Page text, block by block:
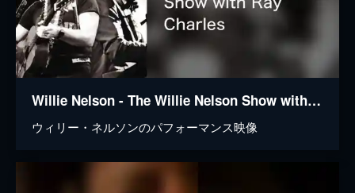
Willie Nelson - The Willie Nelson Show with Ray Charles
ウィリー・ネルソンのパフォーマンス映像